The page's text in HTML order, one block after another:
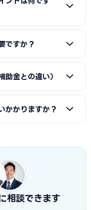
ご紹介しています。
があると審査で有利と
せると評価が高まり
果なので避けましょ
験・スキル、③創業
えた、堅実かつ実現
融資代行はこの作り
ですか？
、見積書、自己資金
これらの書類作成・
明すべき要点まで準
助金との違い）
。審査通過・契約後
かかりますか？
が目安です。信用保
の二段階審査のた
す。創業スケジュール
重要です。
相談できます